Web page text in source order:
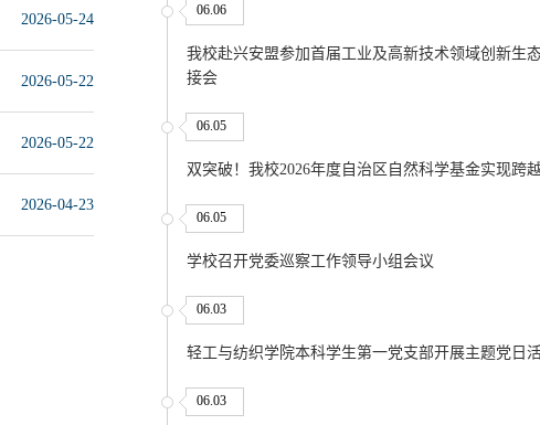
2026-05-24
2026-05-22
2026-05-22
2026-04-23
06.06
我校赴兴安盟参加首届工业及高新技术领域创新生
接会
06.05
双突破！我校2026年度自治区自然科学基金实现跨
06.05
学校召开党委巡察工作领导小组会议
06.03
轻工与纺织学院本科学生第一党支部开展主题党日
06.03